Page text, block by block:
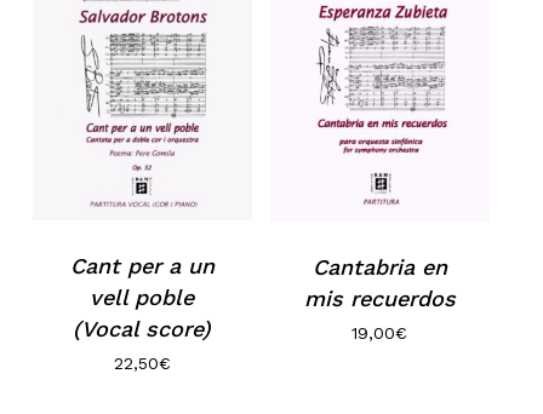
Cant per a un
vell poble
(Vocal score)
22,50€
Cantabria en
mis recuerdos
19,00€